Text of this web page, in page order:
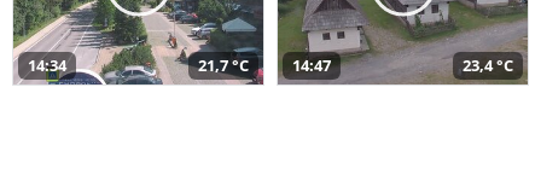
14:34 21,7 °C 14:47 23,4 °C